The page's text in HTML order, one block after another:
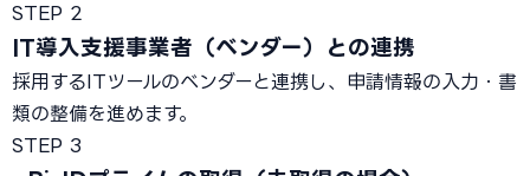
STEP 2
IT導入支援事業者（ベンダー）との連携
採用するITツールのベンダーと連携し、申請情報の入力・書
類の整備を進めます。
STEP 3